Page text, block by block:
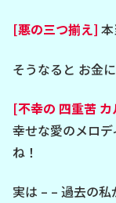
[悪の三つ揃え]
そうなると お金
[不幸の 四重苦
幸せな愛のメロ
ね！
実は – – 過去の